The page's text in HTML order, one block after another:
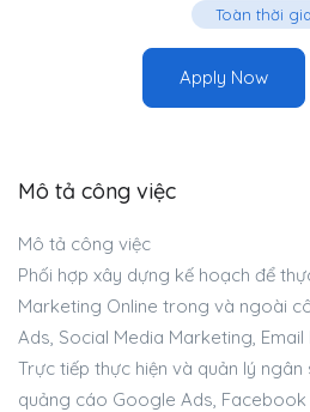
Toàn thời
Apply Now
Mô tả công việc
Mô tả công việc
Phối hợp xây dựng kế hoạch để
Marketing Online trong và ngoài
Ads, Social Media Marketing,
Trực tiếp thực hiện và quản lý ngân
quảng cáo Google Ads,